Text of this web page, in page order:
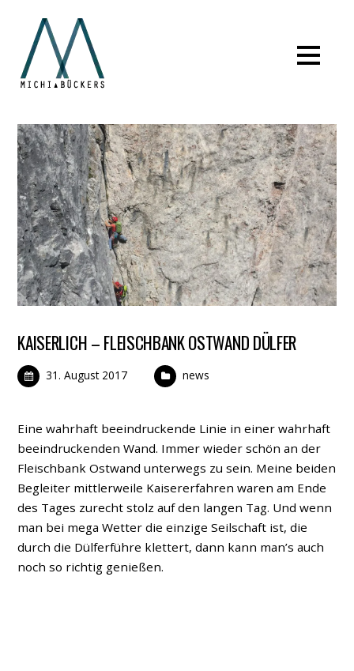
KAISERLICH – FLEISCHBANK OSTWAND DÜLFER
31. August 2017 news
Eine wahrhaft beeindruckende Linie in einer wahrhaft
beeindruckenden Wand. Immer wieder schön an der
Fleischbank Ostwand unterwegs zu sein. Meine beiden
Begleiter mittlerweile Kaisererfahren waren am Ende
des Tages zurecht stolz auf den langen Tag. Und wenn
man bei mega Wetter die einzige Seilschaft ist, die
durch die Dülferführe klettert, dann kann man’s auch
noch so richtig genießen.